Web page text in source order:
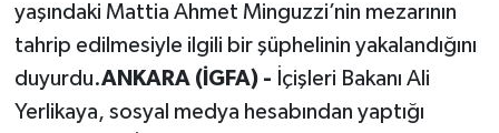
yaşındaki Mattia Ahmet Minguzzi’nin mezarının
tahrip edilmesiyle ilgili bir şüphelinin yakalandığını
duyurdu.ANKARA (İGFA) - İçişleri Bakanı Ali
Yerlikaya, sosyal medya hesabından yaptığı